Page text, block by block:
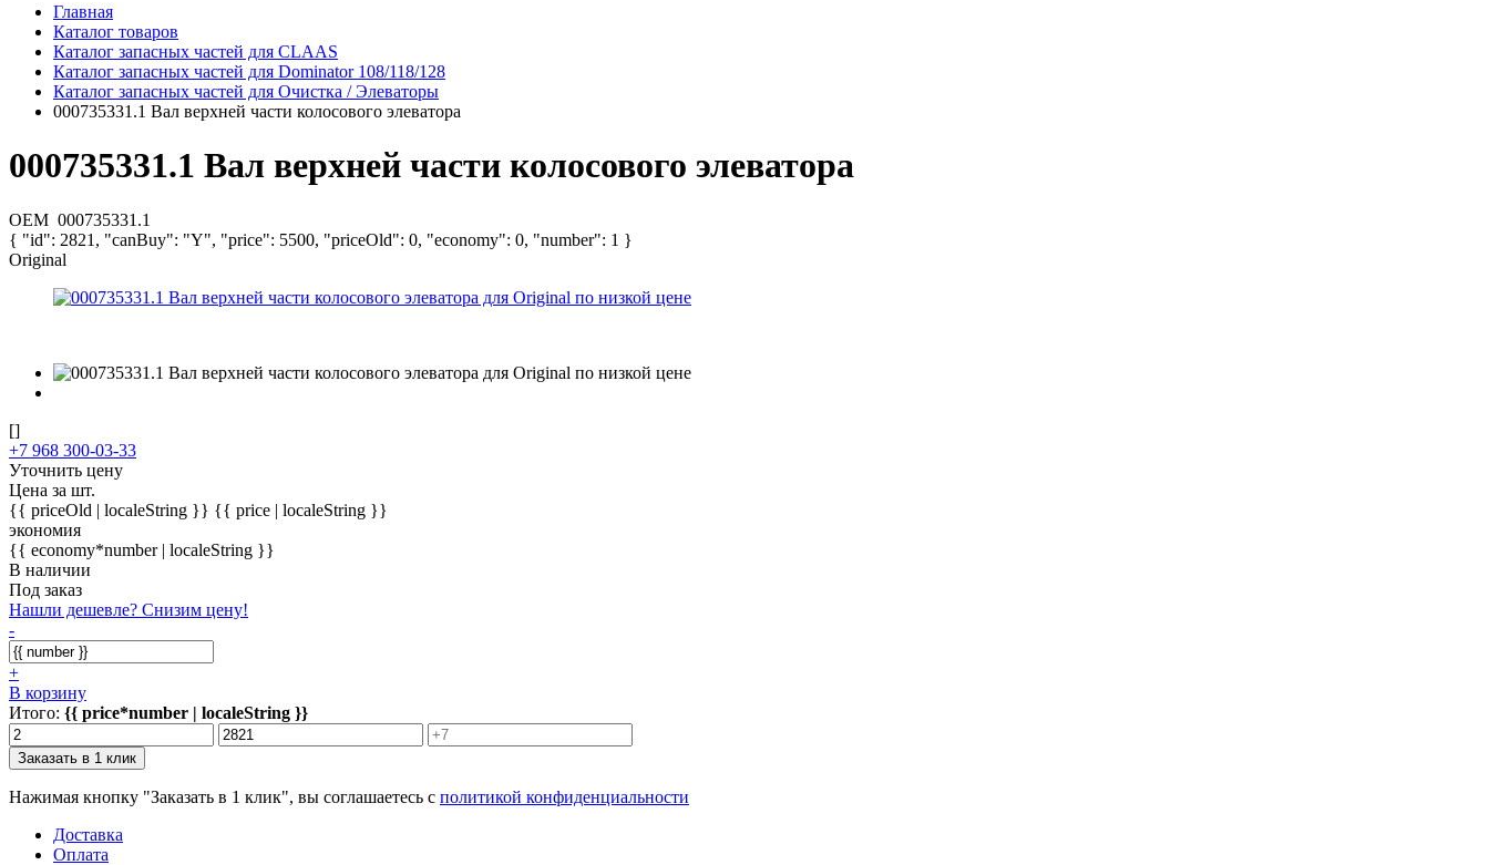
Главная
Каталог товаров
Каталог запасных частей для CLAAS
Каталог запасных частей для Dominator 108/118/128
Каталог запасных частей для Очистка / Элеваторы
000735331.1 Вал верхней части колосового элеватора
000735331.1 Вал верхней части колосового элеватора
OEM 000735331.1
{ "id": 2821, "canBuy": "Y", "price": 5500, "priceOld": 0, "economy": 0, "number": 1 }
Original
[]
+7 968 300-03-33
Уточнить цену
Цена за шт.
{{ priceOld | localeString }} {{ price | localeString }}
экономия
{{ economy*number | localeString }}
В наличии
Под заказ
Нашли дешевле? Снизим цену!
-
+
В корзину
Итого: {{ price*number | localeString }}
Заказать в 1 клик
Нажимая кнопку "Заказать в 1 клик", вы соглашаетесь с политикой конфиденциальности
Доставка
Оплата